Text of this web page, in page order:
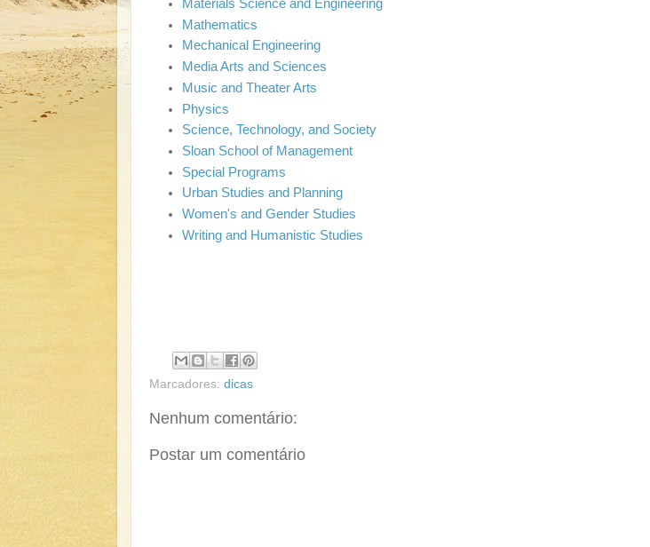
Materials Science and Engineering
Mathematics
Mechanical Engineering
Media Arts and Sciences
Music and Theater Arts
Physics
Science, Technology, and Society
Sloan School of Management
Special Programs
Urban Studies and Planning
Women's and Gender Studies
Writing and Humanistic Studies
Marcadores: dicas
Nenhum comentário:
Postar um comentário